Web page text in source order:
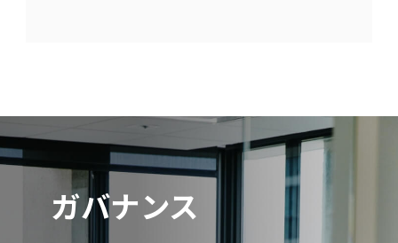
ガバナンス